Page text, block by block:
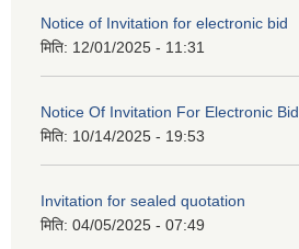
Notice of Invitation for electronic bid
मिति: 12/01/2025 - 11:31
Notice Of Invitation For Electronic Bid
मिति: 10/14/2025 - 19:53
Invitation for sealed quotation
मिति: 04/05/2025 - 07:49